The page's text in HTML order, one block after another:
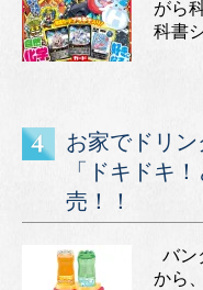
がら
科書
お家でドリ
「ドキドキ
売！！
バン
から